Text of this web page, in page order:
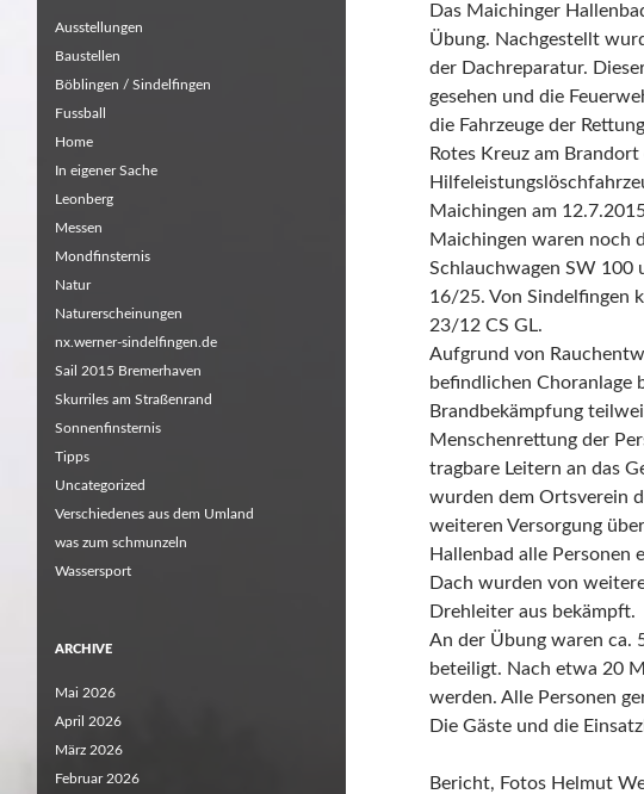
Das Maichinger
Übung. Nachgestellt
der Dachreparatur.
gesehen und die
die Fahrzeuge der
Rotes Kreuz am
Maichingen am
Maichingen waren noch
Schlauchwagen SW 100
16/25. Von Sindelfingen
23/12 CS GL.
Aufgrund von
befindlichen Choranlage
Brandbekämpfung
Menschenrettung der
tragbare Leitern an das
wurden dem Ortsverein
weiteren Versorgung
Hallenbad alle Personen
Dach wurden von
Drehleiter aus bekämpft.
An der Übung waren ca.
beteiligt. Nach etwa 20
werden. Alle Personen
Die Gäste und die
Bericht, Fotos Helmut
Ausstellungen
Baustellen
Böblingen / Sindelfingen
Fussball
Home
In eigener Sache
Leonberg
Messen
Mondfinsternis
Natur
Naturerscheinungen
nx.werner-sindelfingen.de
Sail 2015 Bremerhaven
Skurriles am Straßenrand
Sonnenfinsternis
Tipps
Uncategorized
Verschiedenes aus dem Umland
was zum schmunzeln
Wassersport
ARCHIVE
Mai 2026
April 2026
März 2026
Februar 2026